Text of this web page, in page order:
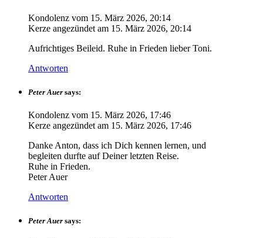
Kondolenz vom 15. März 2026, 20:14
Kerze angezündet am 15. März 2026, 20:14
Aufrichtiges Beileid. Ruhe in Frieden lieber Toni.
Antworten
Peter Auer says:
Kondolenz vom 15. März 2026, 17:46
Kerze angezündet am 15. März 2026, 17:46
Danke Anton, dass ich Dich kennen lernen, und
begleiten durfte auf Deiner letzten Reise.
Ruhe in Frieden.
Peter Auer
Antworten
Peter Auer says: